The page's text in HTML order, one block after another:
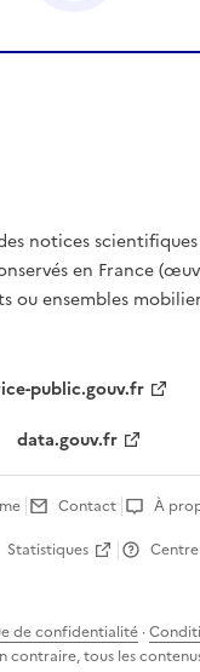
notices
en France
ou ensembles
public.gouv.fr
data.gouv.fr
Contact
À
Statistiques
de confidentialité ·
contraire, tous les